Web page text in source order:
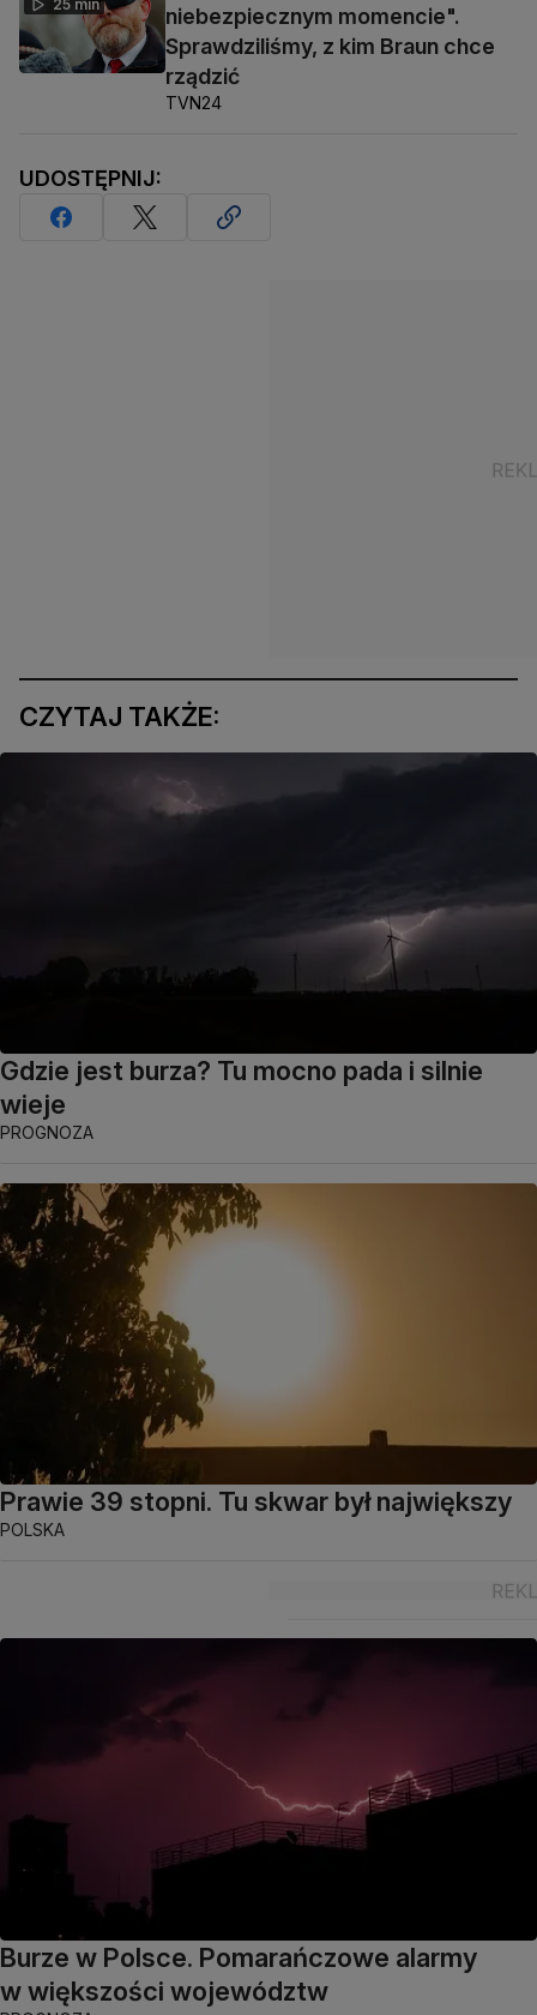
25 min
niebezpiecznym momencie".
Sprawdziliśmy, z kim Braun chce
rządzić
TVN24
UDOSTĘPNIJ:
CZYTAJ TAKŻE:
Gdzie jest burza? Tu mocno pada i silnie
wieje
PROGNOZA
Prawie 39 stopni. Tu skwar był największy
POLSKA
Burze w Polsce. Pomarańczowe alarmy
w większości województw